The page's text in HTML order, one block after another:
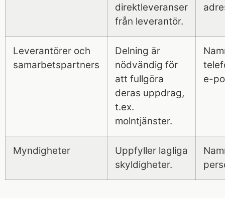
direktleveranser
från leverantör.
Leverantörer och
samarbetspartners
Delning är
nödvändig för
att fullgöra
deras uppdrag,
t.ex.
molntjänster.
e-
Myndigheter
Uppfyller lagliga
skyldigheter.